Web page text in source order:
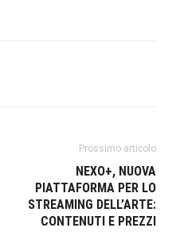
Prossimo articolo
NEXO+, NUOVA
PIATTAFORMA PER LO
STREAMING DELL’ARTE:
CONTENUTI E PREZZI